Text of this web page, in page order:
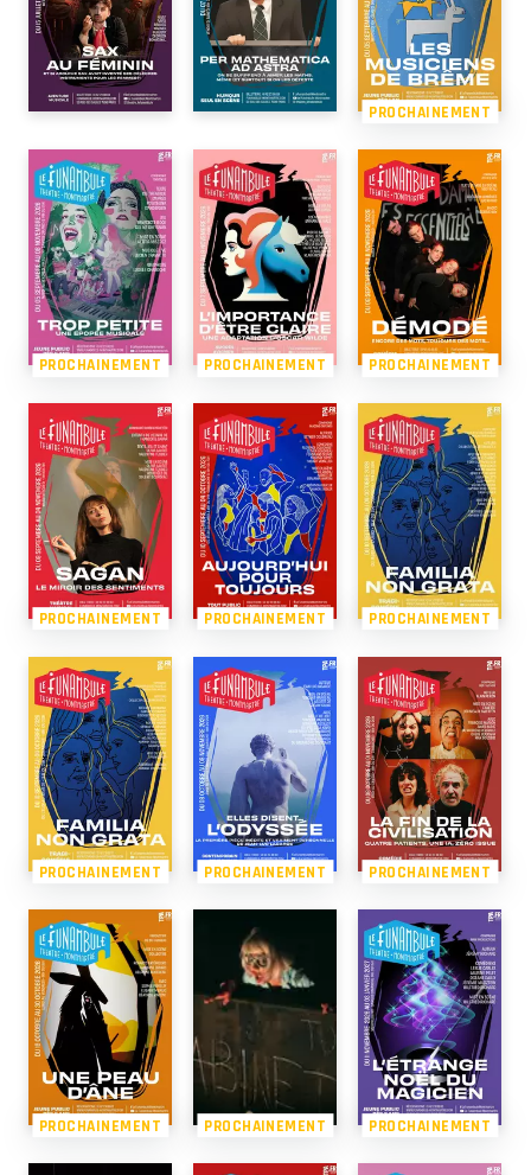
PROCHAINEMENT
PROCHAINEMENT PROCHAINEMENT PROCHAINEMENT
PROCHAINEMENT PROCHAINEMENT PROCHAINEMENT
PROCHAINEMENT PROCHAINEMENT PROCHAINEMENT
PROCHAINEMENT PROCHAINEMENT PROCHAINEMENT